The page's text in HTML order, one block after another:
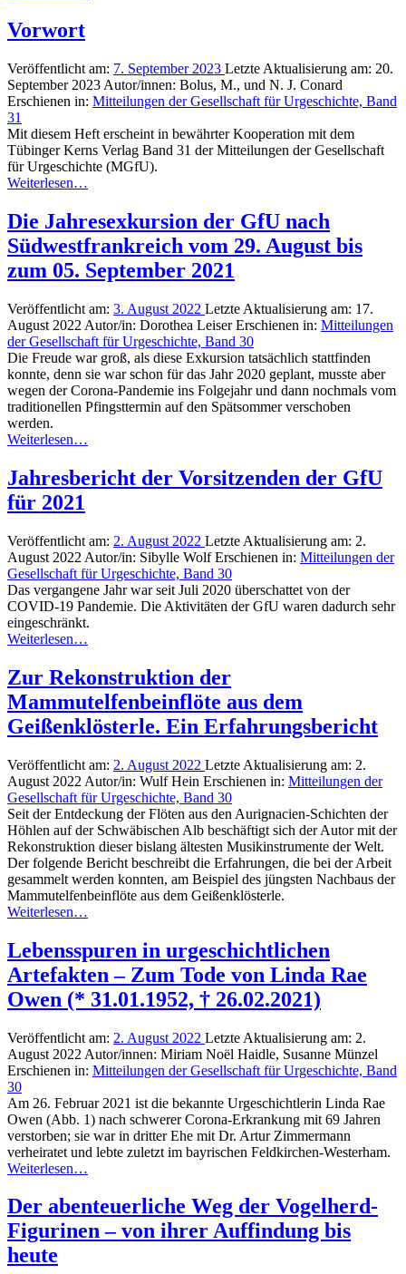
Vorwort
Veröffentlicht am: 7. September 2023 Letzte Aktualisierung am: 20.
September 2023 Autor/innen: Bolus, M., und N. J. Conard
Erschienen in: Mitteilungen der Gesellschaft für Urgeschichte, Band
31
Mit diesem Heft erscheint in bewährter Kooperation mit dem
Tübinger Kerns Verlag Band 31 der Mitteilungen der Gesellschaft
für Urgeschichte (MGfU).
Weiterlesen…
Die Jahresexkursion der GfU nach
Südwestfrankreich vom 29. August bis
zum 05. September 2021
Veröffentlicht am: 3. August 2022 Letzte Aktualisierung am: 17.
August 2022 Autor/in: Dorothea LeiserErschienen in: Mitteilungen
der Gesellschaft für Urgeschichte, Band 30
Die Freude war groß, als diese Exkursion tatsächlich stattfinden
konnte, denn sie war schon für das Jahr 2020 geplant, musste aber
wegen der Corona-Pandemie ins Folgejahr und dann nochmals vom
traditionellen Pfingsttermin auf den Spätsommer verschoben
werden.
Weiterlesen…
Jahresbericht der Vorsitzenden der GfU
für 2021
Veröffentlicht am: 2. August 2022 Letzte Aktualisierung am: 2.
August 2022 Autor/in: Sibylle WolfErschienen in: Mitteilungen der
Gesellschaft für Urgeschichte, Band 30
Das vergangene Jahr war seit Juli 2020 überschattet von der
COVID-19 Pandemie. Die Aktivitäten der GfU waren dadurch sehr
eingeschränkt.
Weiterlesen…
Zur Rekonstruktion der
Mammutelfenbeinflöte aus dem
Geißenklösterle. Ein Erfahrungsbericht
Veröffentlicht am: 2. August 2022 Letzte Aktualisierung am: 2.
August 2022 Autor/in: Wulf Hein Erschienen in: Mitteilungen der
Gesellschaft für Urgeschichte, Band 30
Seit der Entdeckung der Flöten aus den Aurignacien-Schichten der
Höhlen auf der Schwäbischen Alb beschäftigt sich der Autor mit der
Rekonstruktion dieser bislang ältesten Musikinstrumente der Welt.
Der folgende Bericht beschreibt die Erfahrungen, die bei der Arbeit
gesammelt werden konnten, am Beispiel des jüngsten Nachbaus der
Mammutelfenbeinflöte aus dem Geißenklösterle.
Weiterlesen…
Lebensspuren in urgeschichtlichen
Artefakten – Zum Tode von Linda Rae
Owen (* 31.01.1952, † 26.02.2021)
Veröffentlicht am: 2. August 2022 Letzte Aktualisierung am: 2.
August 2022 Autor/innen: Miriam Noël Haidle, Susanne Münzel
Erschienen in: Mitteilungen der Gesellschaft für Urgeschichte, Band
30
Am 26. Februar 2021 ist die bekannte Urgeschichtlerin Linda Rae
Owen (Abb. 1) nach schwerer Corona-Erkrankung mit 69 Jahren
verstorben; sie war in dritter Ehe mit Dr. Artur Zimmermann
verheiratet und lebte zuletzt im bayrischen Feldkirchen-Westerham.
Weiterlesen…
Der abenteuerliche Weg der Vogelherd-
Figurinen – von ihrer Auffindung bis
heute